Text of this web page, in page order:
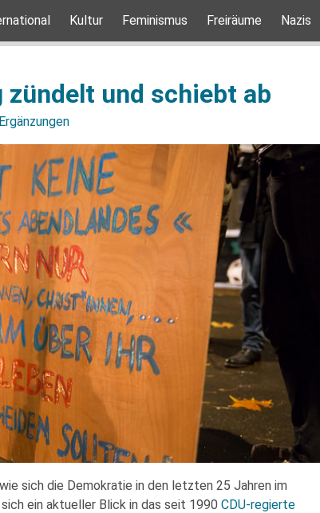
Kultur Feminismus Freiräume Nazis
und schiebt ab
sich die Demokratie in den letzten 25 Jahren im
ein aktueller Blick in das seit 1990 CDU-regierte